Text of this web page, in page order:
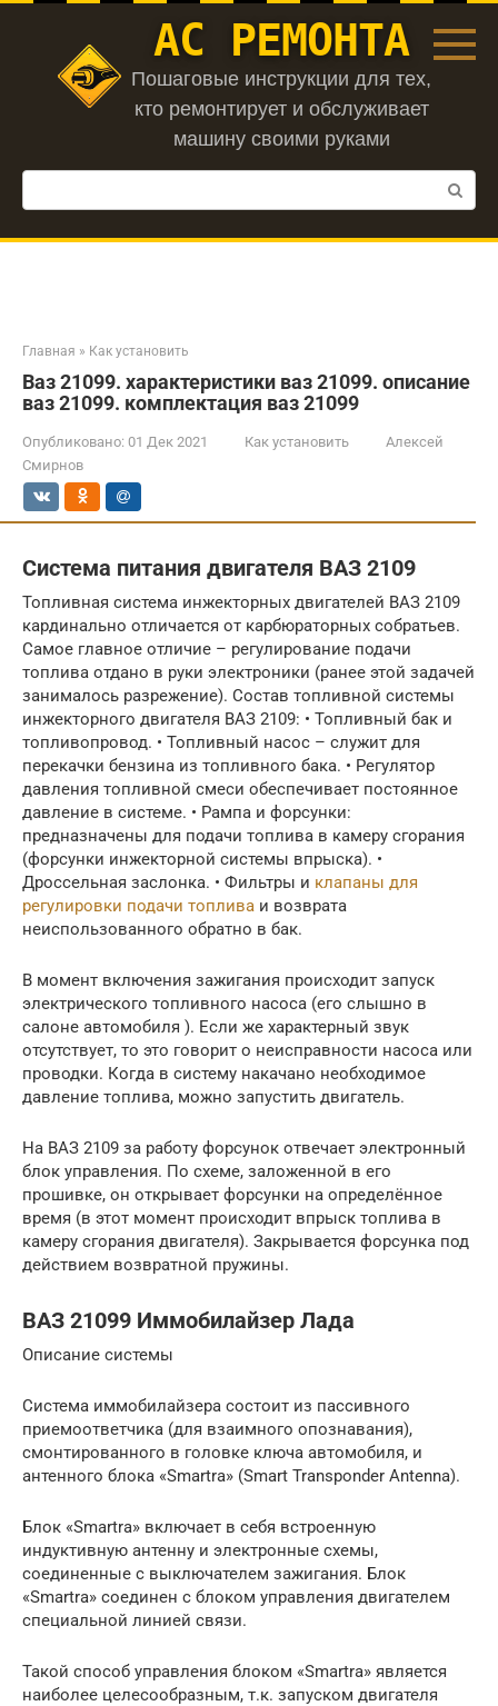
Перейти
АС РЕМОНТА
Пошаговые инструкции для тех,
кто ремонтирует и обслуживает
машину своими руками
Поиск:
Главная » Как установить
Ваз 21099. характеристики ваз 21099. описание
ваз 21099. комплектация ваз 21099
Опубликовано: 01 Дек 2021 Как установить
Алексей
Смирнов
Система питания двигателя ВАЗ 2109
Топливная система инжекторных двигателей ВАЗ 2109
кардинально отличается от карбюраторных собратьев.
Самое главное отличие – регулирование подачи
топлива отдано в руки электроники (ранее этой задачей
занималось разрежение). Состав топливной системы
инжекторного двигателя ВАЗ 2109: • Топливный бак и
топливопровод. • Топливный насос – служит для
перекачки бензина из топливного бака. • Регулятор
давления топливной смеси обеспечивает постоянное
давление в системе. • Рампа и форсунки:
предназначены для подачи топлива в камеру сгорания
(форсунки инжекторной системы впрыска). •
Дроссельная заслонка. • Фильтры и клапаны для
регулировки подачи топлива и возврата
неиспользованного обратно в бак.
В момент включения зажигания происходит запуск
электрического топливного насоса (его слышно в
салоне автомобиля ). Если же характерный звук
отсутствует, то это говорит о неисправности насоса или
проводки. Когда в систему накачано необходимое
давление топлива, можно запустить двигатель.
На ВАЗ 2109 за работу форсунок отвечает электронный
блок управления. По схеме, заложенной в его
прошивке, он открывает форсунки на определённое
время (в этот момент происходит впрыск топлива в
камеру сгорания двигателя). Закрывается форсунка под
действием возвратной пружины.
ВАЗ 21099 Иммобилайзер Лада
Описание системы
Система иммобилайзера состоит из пассивного
приемоответчика (для взаимного опознавания),
смонтированного в головке ключа автомобиля, и
антенного блока «Smartra» (Smart Transponder Antenna).
Блок «Smartra» включает в себя встроенную
индуктивную антенну и электронные схемы,
соединенные с выключателем зажигания. Блок
«Smartra» соединен с блоком управления двигателем
специальной линией связи.
Такой способ управления блоком «Smartra» является
наиболее целесообразным, т.к. запуском двигателя